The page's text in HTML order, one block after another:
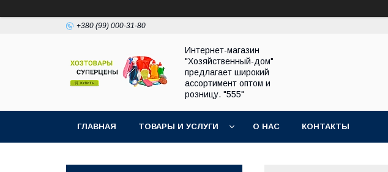
+380 (99) 000-31-80
Интернет-магазин
"Хозяйственный-дом"
предлагает широкий
ассортимент оптом и
розницу. "555"
ГЛАВНАЯ ТОВАРЫ И УСЛУГИ О НАС КОНТАКТЫ